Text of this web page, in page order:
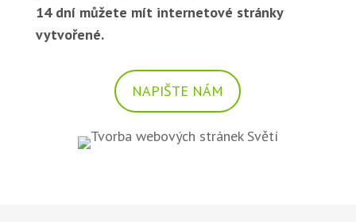
14 dní můžete mít internetové stránky
vytvořené.
NAPIŠTE NÁM